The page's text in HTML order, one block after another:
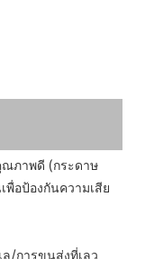
ภาพดี (กระดาษ
อป้องกันความเสีย
ล/การขนส่งที่เลว